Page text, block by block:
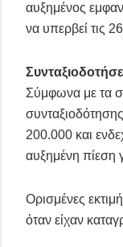
αυξημένος
να υπερβεί τις
Σύμφωνα με τα
200.000 και
αυξημένη πίεση
Ορισμένες
όταν είχαν